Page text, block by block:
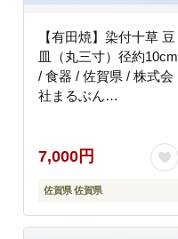
【有田焼】染付十草 豆
皿（丸三寸）径約10cm
/ 食器 / 佐賀県 / 株式会
社まるぶん
7,000円
佐賀県 佐賀県